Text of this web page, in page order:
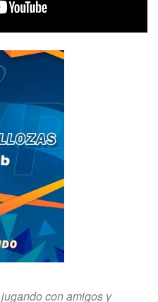
con amigos y